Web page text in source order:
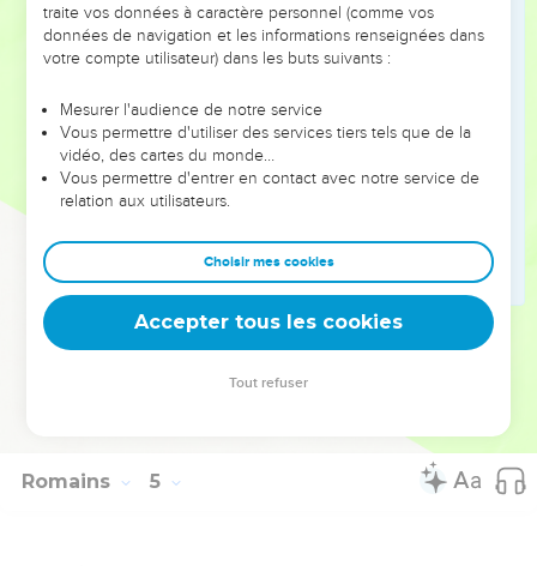
dans le second membre de phrase.
C'était d'autant plus naturel que le premier membre :
citation du beau fragment poétique d'Esaïe. (Esaïe 53.5 )
Dès lors,ressuscité à cause de notre justificationveut dire
qu'il est ressuscité, non à cause de notre justification
préalablement opérée, mais à cause de cette justification
dont sa résurrection était le gage, ou, en d'autres termes,
que sa résurrection était nécessaire pour nous amener à
croire à notre justification.
Romains 5
traite vos données à caractère personnel (comme vos
données de navigation et les informations renseignées dans
votre compte utilisateur) dans les buts suivants :
Mesurer l'audience de notre service
Vous permettre d'utiliser des services tiers tels que de la
vidéo, des cartes du monde…
Vous permettre d'entrer en contact avec notre service de
relation aux utilisateurs.
Choisir mes cookies
Accepter tous les cookies
Tout refuser